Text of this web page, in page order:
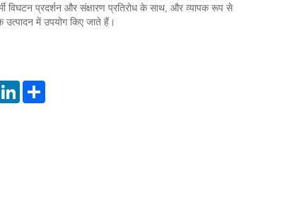
विघटन प्रदर्शन और संक्षारण प्रतिरोध के साथ, और व्यापक रूप से
उत्पादन में उपयोग किए जाते हैं।
LinkedInShare